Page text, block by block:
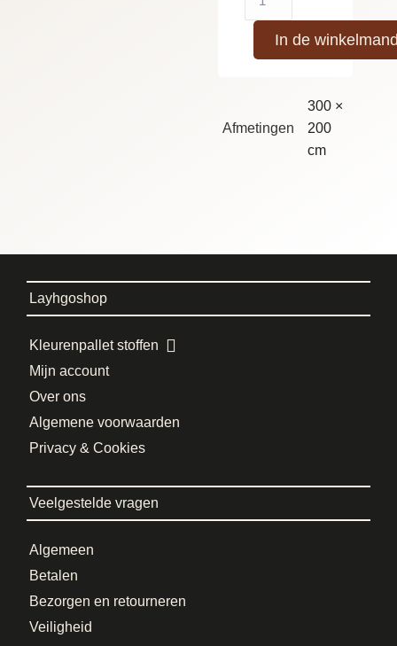
In de
Afmetingen
300 ×
200
cm
Layhgoshop
Kleurenpallet stoffen
Mijn account
Over ons
Algemene voorwaarden
Privacy & Cookies
Veelgestelde vragen
Algemeen
Betalen
Bezorgen en retourneren
Veiligheid